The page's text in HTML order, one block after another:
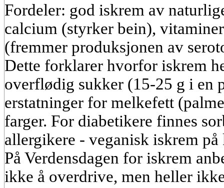
Fordeler: god iskrem av
calcium (styrker bein),
(fremmer produksjonen av
Dette forklarer hvorfor iskrem
overflødig sukker (15-25 g i en
erstatninger for melkefett
farger. For diabetikere finnes
allergikere - veganisk iskrem
På Verdensdagen for iskrem
ikke å overdrive, men heller